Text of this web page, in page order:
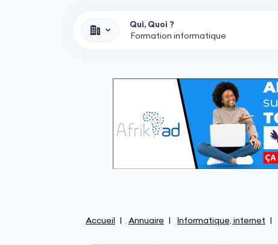
Qui, Quoi ?
Accueil Annuaire Informatique, internet